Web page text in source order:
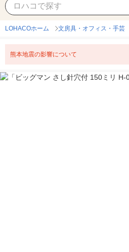
LOHACOホーム 文房具・オフィス・手芸
熊本地震の影響について